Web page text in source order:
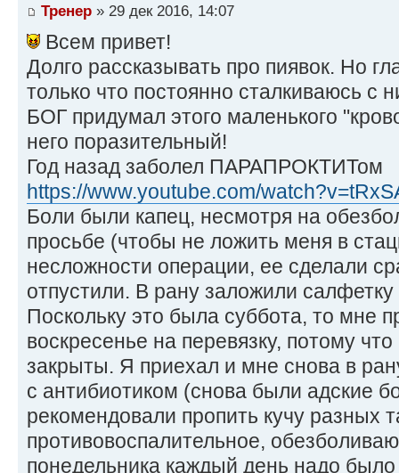
Тренер » 29 дек 2016, 14:07
Всем привет!
Долго рассказывать про пиявок. Но
только что постоянно сталкиваюсь
БОГ придумал этого маленького
него поразительный!
Год назад заболел ПАРАПРОКТИТом
https://www.youtube.com/
Боли были капец, несмотря на
просьбе (чтобы не ложить меня в
несложности операции, ее сделали
отпустили. В рану заложили
Поскольку это была суббота, то мне
воскресенье на перевязку, потому
закрыты. Я приехал и мне снова в
с антибиотиком (снова были адские
рекомендовали пропить кучу разных
противовоспалительное,
понедельника каждый день надо